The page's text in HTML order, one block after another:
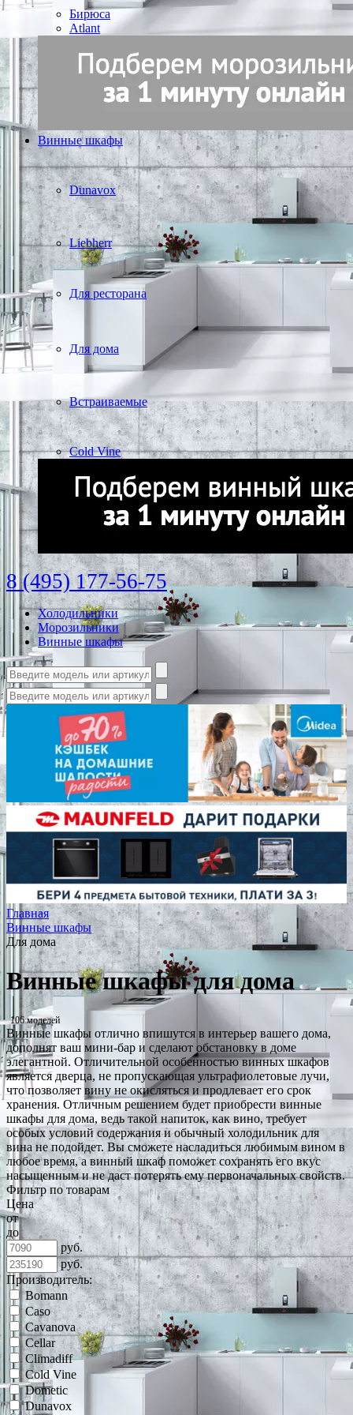
Бирюса
Atlant
Винные шкафы
Dunavox
Liebherr
Для ресторана
Для дома
Встраиваемые
Cold Vine
8 (495) 177-56-75
Холодильники
Морозильники
Винные шкафы
Главная
Винные шкафы
Для дома
Винные шкафы для дома
106 моделей
Винные шкафы отлично впишутся в интерьер вашего дома,
дополнят ваш мини-бар и сделают обстановку в доме
элегантной. Отличительной особенностью винных шкафов
является дверца, не пропускающая ультрафиолетовые лучи,
что позволяет вину не окисляться и продлевает его срок
хранения. Отличным решением будет приобрести винные
шкафы для дома, ведь такой напиток, как вино, требует
особых условий содержания и обычный холодильник для
вина не подойдет. Вы сможете насладиться любимым вином в
любое время, а винный шкаф поможет сохранять его вкус
насыщенным и не даст потерять ему первоначальных свойств.
Фильтр по товарам
Цена
от
до
руб.
руб.
Производитель:
Bomann
Caso
Cavanova
Cellar
Climadiff
Cold Vine
Dometic
Dunavox